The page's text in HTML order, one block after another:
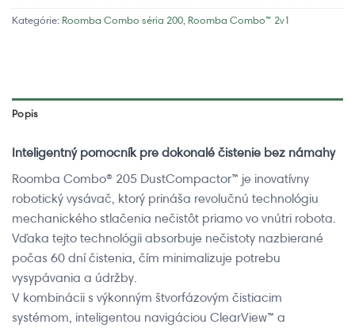
Kategórie: Roomba Combo séria 200, Roomba Combo™ 2v1
Popis
Inteligentný pomocník pre dokonalé čistenie bez námahy
Roomba Combo® 205 DustCompactor™ je inovatívny
robotický vysávač, ktorý prináša revolučnú technológiu
mechanického stlačenia nečistôt priamo vo vnútri robota.
Vďaka tejto technológii absorbuje nečistoty nazbierané
počas 60 dní čistenia, čím minimalizuje potrebu
vysypávania a údržby.
V kombinácii s výkonným štvorfázovým čistiacim
systémom, inteligentou navigáciou ClearView™ a